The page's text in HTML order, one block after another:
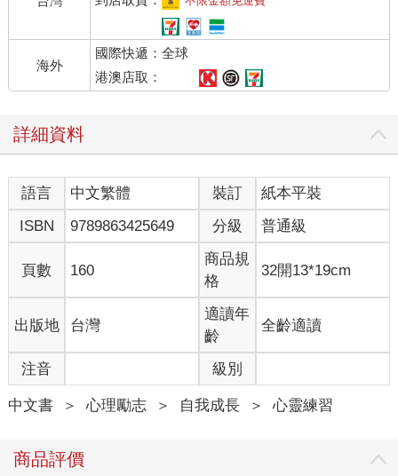
別人做得好，就自慚形穢；認為自己不如人，覺得被自己發現的
缺點別人一定也會看到，於是自己先打擊了自己。
因為缺少了自信，所以才會老看到自己不足夠，才會不斷覺得是
自己不好。你看到了別人的好，記得稱讚對方，卻總是忘了要鼓
你並不想不喜歡自己啊！可是當發現的時候，自己卻正在這麼
做：你否定了自己，還以為這樣會得到進步，但最後只是換來更
多的沮喪。日子變成了一種惡性循環。
如果是這樣的話，請停止跟別人比較吧。
人是群居的動物，很難避免與人相處，但每個人卻也是獨立的個
體，都有其各自的魅力。有時候你以為的缺點，在別人的眼中或
許是優點也不一定；就像是善良，也使得你更加富有同理心；而
反過來說，自己一定也擁有別人所想要的才能吧！當你在忙著羨
慕他人的時候，相信同時也有人正在羨慕著自己。
或許試著從別人的角度觀看自己，試著去觀察自己的一舉一動，
然後客觀地評價自己；而不是從自己的角度只選擇去看見自己的
沒有一個人可以討全部的人的喜歡，沒有人可以做到這樣的事。
海外
國際快遞：全球
港澳店取：
詳細資料
語言 中文繁體 裝訂
紙本平裝
ISBN
9789863425649 分級 普通級
頁數 160
商品規
格
32開13*19cm
出版地 台灣
適讀年
齡
全齡適讀
注音 級別
中文書 ＞ 心理勵志 ＞ 自我成長 ＞ 心靈練習
商品評價